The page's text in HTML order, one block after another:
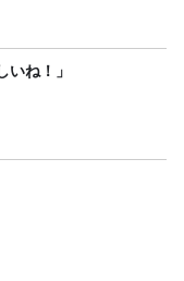
いね！」